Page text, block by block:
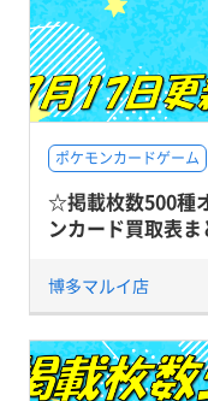
ポケモンカードゲーム
☆掲載枚数500種
ンカード買取表
博多マルイ店